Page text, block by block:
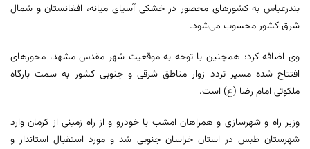
بندرعباس به کشورهای محصور در خشکی آسیای میانه، افغانستان و شمال
شرق کشور محسوب می‌شود.
وی اضافه کرد: همچنین با توجه به موقعیت شهر مقدس مشهد، محورهای
افتتاح شده مسیر تردد زوار مناطق شرقی و جنوبی کشور به سمت بارگاه
ملکوتی امام رضا (ع) است.
وزیر راه و شهرسازی و همراهان امشب با خودرو و از راه زمینی از کرمان وارد
شهرستان طبس در استان خراسان جنوبی شد و مورد استقبال استاندار و